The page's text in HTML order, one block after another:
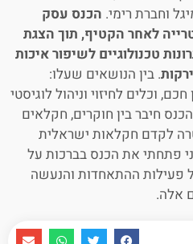
וחברת רימי. הכנס עסק
לאחר הקטיף, תוך הצגת
טכנולוגיים לשיפור איכות
. בין הנושאים שעלו:
וכלים לחיזוי וניהול לוגיסטי
חיבר בין חוקרים, חקלאים
לקדם חקלאות ישראלית
פתחתי את הכנס בברכות על
פעילות ההתאחדות והנעשה
אלה.